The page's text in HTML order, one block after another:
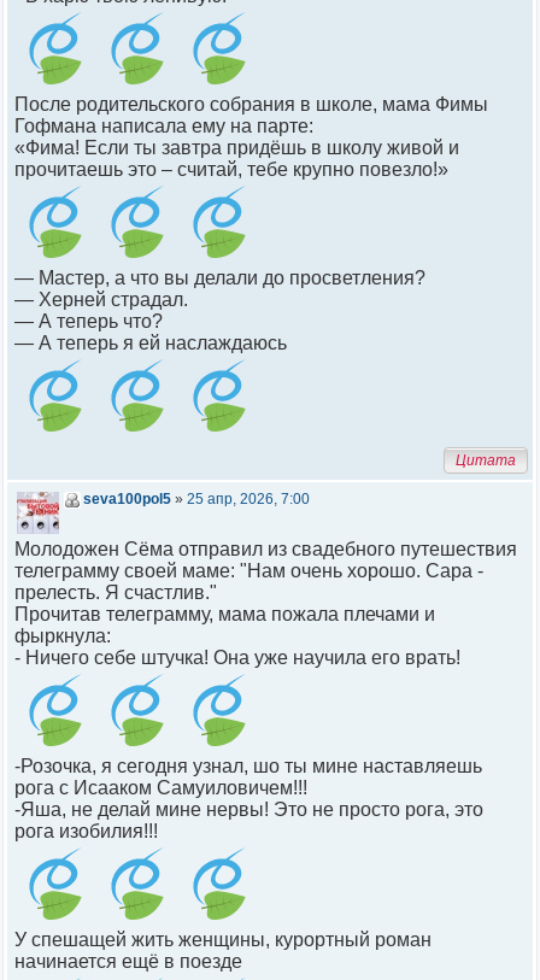
После родительского собрания в школе, мама Фимы
Гофмана написала ему на парте:
«Фима! Если ты завтра придёшь в школу живой и
прочитаешь это – считай, тебе крупно повезло!»
— Мастер, а что вы делали до просветления?
— Херней страдал.
— А теперь что?
— А теперь я ей наслаждаюсь
Цитата
seva100pol5 » 25 апр, 2026, 7:00
Молодожен Сёма отправил из свадебного путешествия
телеграмму своей маме: "Нам очень хорошо. Сара -
прелесть. Я счастлив."
Прочитав телеграмму, мама пожала плечами и
фыркнула:
- Ничего себе штучка! Она уже научила его врать!
-Розочка, я сегодня узнал, шо ты мине наставляешь
рога с Исааком Самуиловичем!!!
-Яша, не делай мине нервы! Это не просто рога, это
рога изобилия!!!
У спешащей жить женщины, курортный роман
начинается ещё в поезде